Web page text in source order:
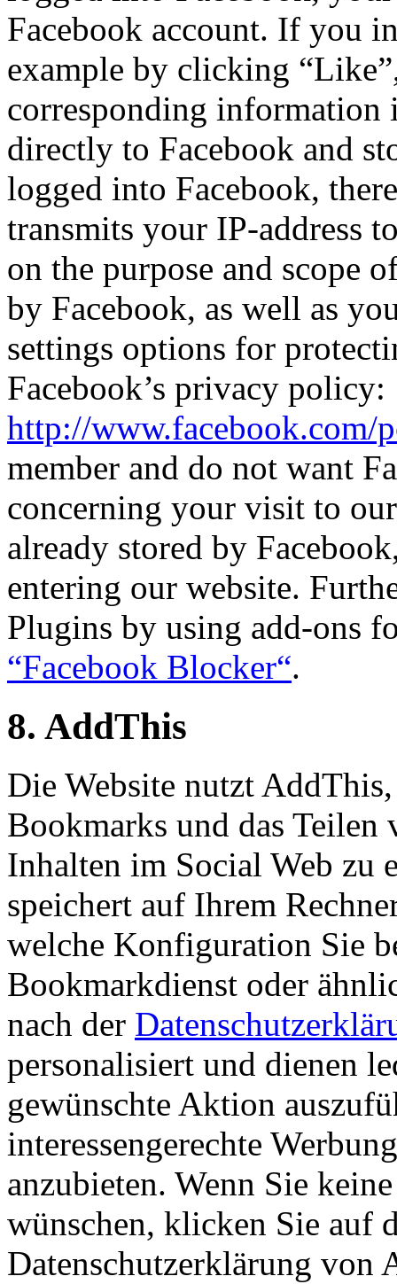
Facebook account. If you
example by clicking
corresponding information
directly to Facebook and
logged into Facebook,
transmits your IP-address
on the purpose and scope
by Facebook, as well as
settings options for
Facebook’s privacy policy:
http://www.facebook.com/
member and do not want
concerning your visit to
already stored by
entering our website.
Plugins by using add-ons
“Facebook Blocker“.
8. AddThis
Die Website nutzt
Bookmarks und das Teilen
Inhalten im Social Web zu
speichert auf Ihrem
welche Konfiguration Sie
Bookmarkdienst oder
nach der
personalisiert und dienen
gewünschte Aktion
interessengerechte
anzubieten. Wenn Sie
wünschen, klicken Sie auf
Datenschutzerklärung von